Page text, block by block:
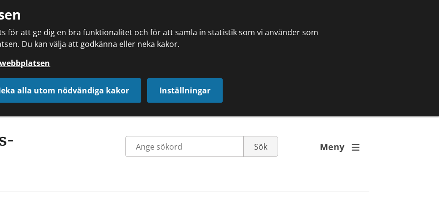
för att ge dig en bra funktionalitet och för att samla in statistik som vi använder som
Du kan välja att godkänna eller neka kakor.
alla utom nödvändiga kakor Inställningar
Meny 